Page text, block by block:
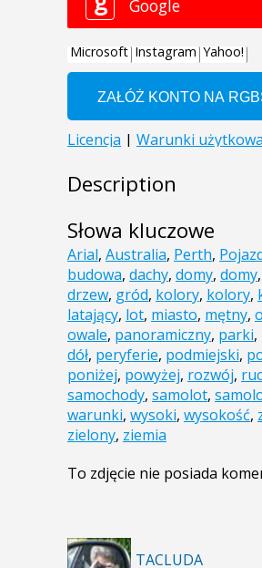
Description
Słowa kluczowe
Arial, Australia, Perth,
budowa, dachy, domy, domy,
drzew, gród, kolory, kolory,
latający, lot, miasto, mętny,
owale, panoramiczny, parki,
dół, peryferie, podmiejski,
poniżej, powyżej, rozwój,
samochody, samolot,
warunki, wysoki, wysokość,
zielony, ziemia
To zdjęcie nie posiada
TACLUDA